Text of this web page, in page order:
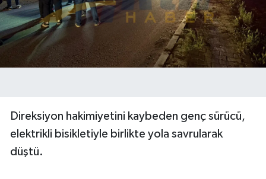
Direksiyon hakimiyetini kaybeden genç sürücü,
elektrikli bisikletiyle birlikte yola savrularak
düştü.